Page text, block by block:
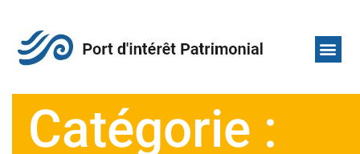
Catégorie :